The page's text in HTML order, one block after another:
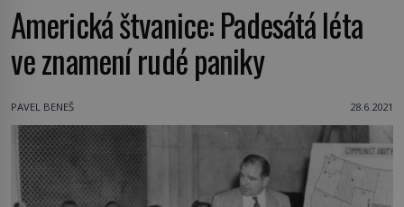
Americká štvanice: Padesátá léta
ve znamení rudé paniky
PAVEL BENEŠ 28.6.2021